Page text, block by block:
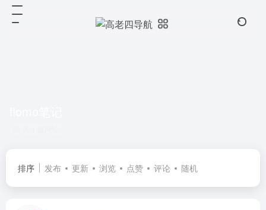
排序 发布 更新 浏览 点赞 评论 随机